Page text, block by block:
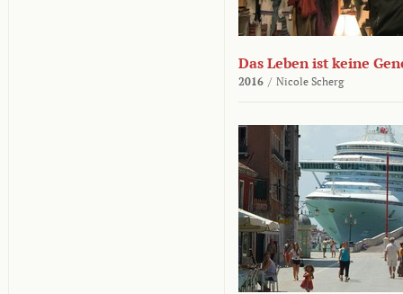
Das Leben ist keine
2016 / Nicole Scherg